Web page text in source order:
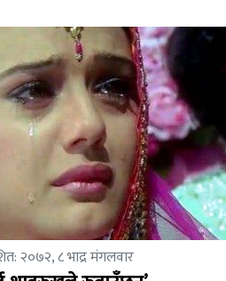
२०७२, ८ भाद्र मंगलवार